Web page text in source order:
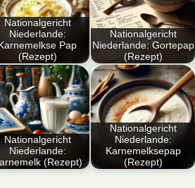
Nationalgericht
Niederlande:
Karnemelkse Pap
(Rezept)
Artikel
das
Karnemelkse
ein…
Nationalgericht
Niederlande: Gortepap
(Rezept)
Entdecken Sie das
Nationalgericht
Niederlande:
Gortepap! Dieses
herzhaft-cremige
Rezept vereint…
Nationalgericht
Niederlande:
(Rezept)
Nationalgericht
Niederlande:
Karnemelksepap
(Rezept)